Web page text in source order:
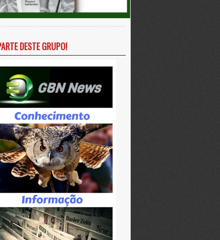
DESTE GRUPO!